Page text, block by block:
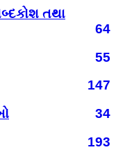
તથા
64
55
147
34
193